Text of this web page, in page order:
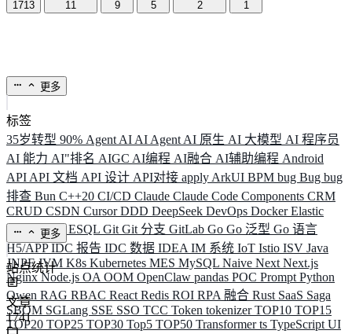
1713
11
9
5
2
1
更多
标签
35岁转型 90% Agent AI AI Agent AI 原生 AI 大模型 AI 程序员
AI 能力 AI"排名 AIGC AI编程 AI融合 AI辅助编程 Android
API API 文档 API 设计 API对接 apply ArkUI BPM bug Bug bug
排查 Bun C++20 CI/CD Claude Claude Code Components CRM
CRUD CSDN CursorDDD DeepSeek DevOps DockerElastic
ELK ElysiaESQL Git Git 分支 GitLab Go Go 泛型 Go 语言
H5/APPIDC 报告 IDC 数据 IDEA IM 系统 IoT Istio ISV Java
JNPFJVM K8s Kubernetes MES MySQL Naive Next Next.js
NginxNode.js OA OOM OpenClaw pandas POC Prompt Python
Qwen RAG RBAC React Redis ROI RPA 融合 Rust SaaS Saga
SBOM SGLang SSE SSO TCC Token tokenizerTOP10 TOP15
TOP20 TOP25 TOP30 Top5 TOP50 Transformerts TypeScript UI
更多
站点统计
文章
1741